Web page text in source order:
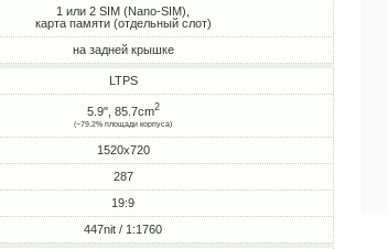
1 или 2 SIM (Nano-SIM),
карта памяти (отдельный слот)
на задней крышке
LTPS
5.9", 85.7cm2
(~79.2% площади корпуса)
1520x720
287
19:9
447nit / 1:1760